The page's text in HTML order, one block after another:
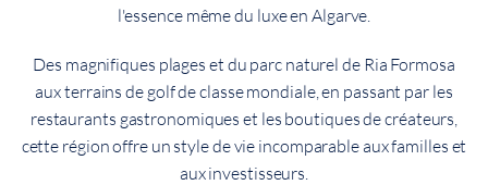
l'essence même du luxe en Algarve.
Des magnifiques plages et du parc naturel de Ria Formosa
aux terrains de golf de classe mondiale, en passant par les
restaurants gastronomiques et les boutiques de créateurs,
cette région offre un style de vie incomparable aux familles et
aux investisseurs.